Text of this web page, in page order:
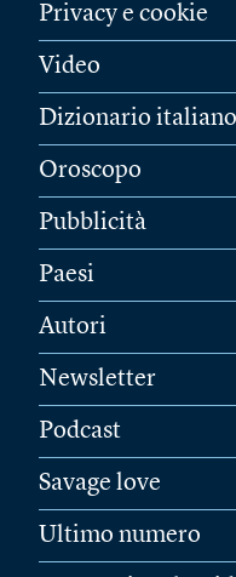
Privacy e cookie
Video
Dizionario italiano
Oroscopo
Pubblicità
Paesi
Autori
Newsletter
Podcast
Savage love
Ultimo numero